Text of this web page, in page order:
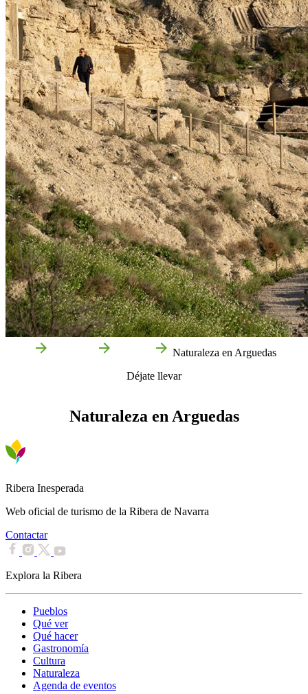
Naturaleza en Arguedas
Déjate llevar
Naturaleza en Arguedas
Ribera Inesperada
Web oficial de turismo de la Ribera de Navarra
Contactar
Explora la Ribera
Pueblos
Qué ver
Qué hacer
Gastronomía
Cultura
Naturaleza
Agenda de eventos